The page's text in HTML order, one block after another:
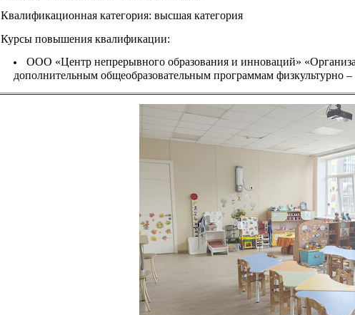
Квалификационная категория: высшая категория
Курсы повышения квалификации:
ООО «Центр непрерывного образования и инноваций»
дополнительным общеобразовательным программам физкультурно